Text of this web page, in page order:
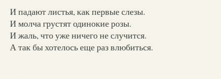
И падают листья, как первые слезы.
И молча грустят одинокие розы.
И жаль, что уже ничего не случится.
А так бы хотелось еще раз влюбиться.